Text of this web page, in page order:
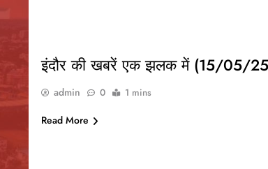
इंदौर की खबरें एक झलक में (15/05/
admin 0 1 mins
Read More